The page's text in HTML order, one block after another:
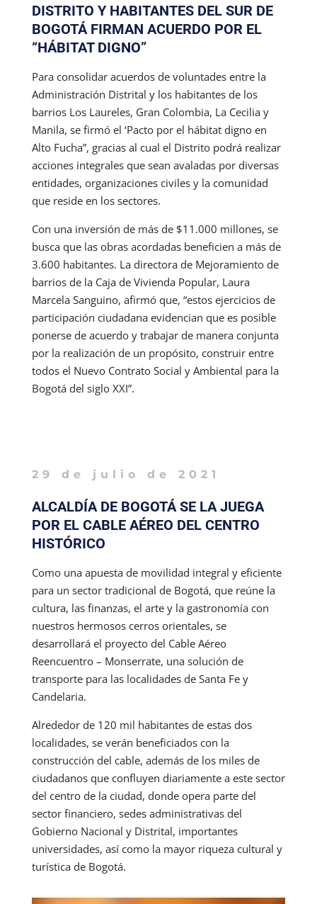
DISTRITO Y HABITANTES DEL SUR DE
BOGOTÁ FIRMAN ACUERDO POR EL
“HÁBITAT DIGNO”
Para consolidar acuerdos de voluntades entre la
Administración Distrital y los habitantes de los
barrios Los Laureles, Gran Colombia, La Cecilia y
Manila, se firmó el ‘Pacto por el hábitat digno en
Alto Fucha”, gracias al cual el Distrito podrá realizar
acciones integrales que sean avaladas por diversas
entidades, organizaciones civiles y la comunidad
que reside en los sectores.
Con una inversión de más de $11.000 millones, se
busca que las obras acordadas beneficien a más de
3.600 habitantes. La directora de Mejoramiento de
barrios de la Caja de Vivienda Popular, Laura
Marcela Sanguino, afirmó que, “estos ejercicios de
participación ciudadana evidencian que es posible
ponerse de acuerdo y trabajar de manera conjunta
por la realización de un propósito, construir entre
todos el Nuevo Contrato Social y Ambiental para la
Bogotá del siglo XXI”.
29 de julio de 2021
ALCALDÍA DE BOGOTÁ SE LA JUEGA
POR EL CABLE AÉREO DEL CENTRO
HISTÓRICO
Como una apuesta de movilidad integral y eficiente
para un sector tradicional de Bogotá, que reúne la
cultura, las finanzas, el arte y la gastronomía con
nuestros hermosos cerros orientales, se
desarrollará el proyecto del Cable Aéreo
Reencuentro – Monserrate, una solución de
transporte para las localidades de Santa Fe y
Candelaria.
Alrededor de 120 mil habitantes de estas dos
localidades, se verán beneficiados con la
construcción del cable, además de los miles de
ciudadanos que confluyen diariamente a este sector
del centro de la ciudad, donde opera parte del
sector financiero, sedes administrativas del
Gobierno Nacional y Distrital, importantes
universidades, así como la mayor riqueza cultural y
turística de Bogotá.